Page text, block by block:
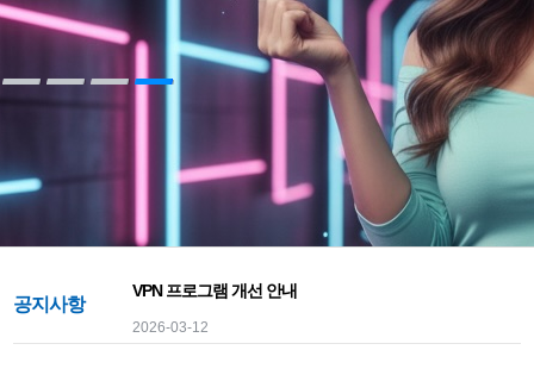
공지사항
VPN 프로그램 개선 안내
2026-03-12